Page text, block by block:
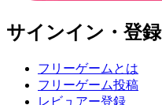
サインイン・登録
フリーゲームとは
フリーゲーム投稿
レビュアー登録